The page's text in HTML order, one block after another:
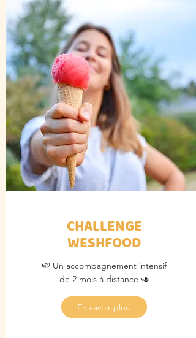
CHALLENGE
WESHFOOD
🍉 Un accompagnement intensif
de 2 mois à distance 🥑
En savoir plus